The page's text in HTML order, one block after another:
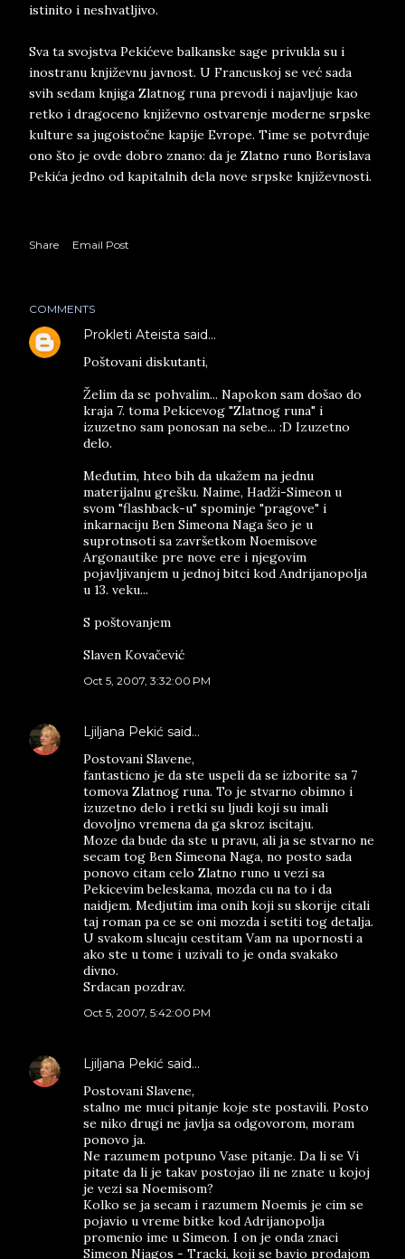
istinito i neshvatljivo.
Sva ta svojstva Pekićeve balkanske sage privukla su i
inostranu književnu javnost. U Francuskoj se već sada
svih sedam knjiga Zlatnog runa prevodi i najavljuje kao
retko i dragoceno književno ostvarenje moderne srpske
kulture sa jugoistočne kapije Evrope. Time se potvrđuje
ono što je ovde dobro znano: da je Zlatno runo Borislava
Pekića jedno od kapitalnih dela nove srpske književnosti.
Share Email Post
COMMENTS
Prokleti Ateista said…
Poštovani diskutanti,
Želim da se pohvalim... Napokon sam došao do
kraja 7. toma Pekicevog "Zlatnog runa" i
izuzetno sam ponosan na sebe... :D Izuzetno
delo.
Međutim, hteo bih da ukažem na jednu
materijalnu grešku. Naime, Hadži-Simeon u
svom "flashback-u" spominje "pragove" i
inkarnaciju Ben Simeona Naga šeo je u
suprotnsoti sa završetkom Noemisove
Argonautike pre nove ere i njegovim
pojavljivanjem u jednoj bitci kod Andrijanopolja
u 13. veku...
S poštovanjem
Slaven Kovačević
Oct 5, 2007, 3:32:00 PM
Ljiljana Pekić said…
Postovani Slavene,
fantasticno je da ste uspeli da se izborite sa 7
tomova Zlatnog runa. To je stvarno obimno i
izuzetno delo i retki su ljudi koji su imali
dovoljno vremena da ga skroz iscitaju.
Moze da bude da ste u pravu, ali ja se stvarno ne
secam tog Ben Simeona Naga, no posto sada
ponovo citam celo Zlatno runo u vezi sa
Pekicevim beleskama, mozda cu na to i da
naidjem. Medjutim ima onih koji su skorije citali
taj roman pa ce se oni mozda i setiti tog detalja.
U svakom slucaju cestitam Vam na upornosti a
ako ste u tome i uzivali to je onda svakako
divno.
Srdacan pozdrav.
Oct 5, 2007, 5:42:00 PM
Ljiljana Pekić said…
Postovani Slavene,
stalno me muci pitanje koje ste postavili. Posto
se niko drugi ne javlja sa odgovorom, moram
ponovo ja.
Ne razumem potpuno Vase pitanje. Da li se Vi
pitate da li je takav postojao ili ne znate u kojoj
je vezi sa Noemisom?
Kolko se ja secam i razumem Noemis je cim se
pojavio u vreme bitke kod Adrijanopolja
promenio ime u Simeon. I on je onda znaci
Simeon Njagos - Tracki, koji se bavio prodajom